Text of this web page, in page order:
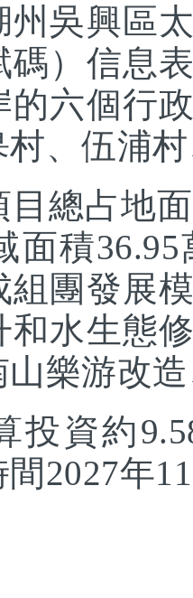
州吳興區
碼）信息
的六個行
、伍浦
占地面
面積
組團發展
和水生態
樂游改
資約9.58
2027年